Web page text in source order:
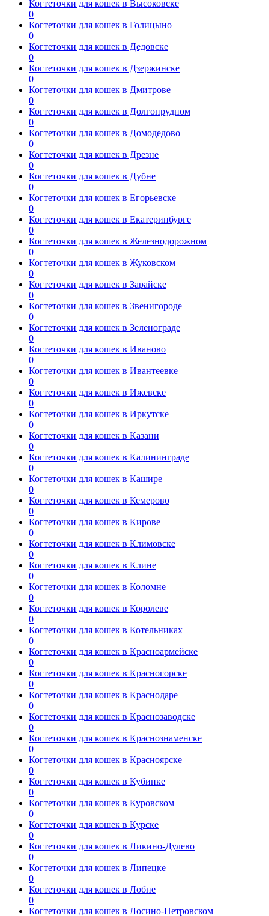
Когтеточки для кошек в Высоковске
0
Когтеточки для кошек в Голицыно
0
Когтеточки для кошек в Дедовске
0
Когтеточки для кошек в Дзержинске
0
Когтеточки для кошек в Дмитрове
0
Когтеточки для кошек в Долгопрудном
0
Когтеточки для кошек в Домодедово
0
Когтеточки для кошек в Дрезне
0
Когтеточки для кошек в Дубне
0
Когтеточки для кошек в Егорьевске
0
Когтеточки для кошек в Екатеринбурге
0
Когтеточки для кошек в Железнодорожном
0
Когтеточки для кошек в Жуковском
0
Когтеточки для кошек в Зарайске
0
Когтеточки для кошек в Звенигороде
0
Когтеточки для кошек в Зеленограде
0
Когтеточки для кошек в Иваново
0
Когтеточки для кошек в Ивантеевке
0
Когтеточки для кошек в Ижевске
0
Когтеточки для кошек в Иркутске
0
Когтеточки для кошек в Казани
0
Когтеточки для кошек в Калининграде
0
Когтеточки для кошек в Кашире
0
Когтеточки для кошек в Кемерово
0
Когтеточки для кошек в Кирове
0
Когтеточки для кошек в Климовске
0
Когтеточки для кошек в Клине
0
Когтеточки для кошек в Коломне
0
Когтеточки для кошек в Королеве
0
Когтеточки для кошек в Котельниках
0
Когтеточки для кошек в Красноармейске
0
Когтеточки для кошек в Красногорске
0
Когтеточки для кошек в Краснодаре
0
Когтеточки для кошек в Краснозаводске
0
Когтеточки для кошек в Краснознаменске
0
Когтеточки для кошек в Красноярске
0
Когтеточки для кошек в Кубинке
0
Когтеточки для кошек в Куровском
0
Когтеточки для кошек в Курске
0
Когтеточки для кошек в Ликино-Дулево
0
Когтеточки для кошек в Липецке
0
Когтеточки для кошек в Лобне
0
Когтеточки для кошек в Лосино-Петровском